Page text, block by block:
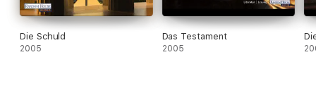
Die Schuld
2005
Das Testament
2005